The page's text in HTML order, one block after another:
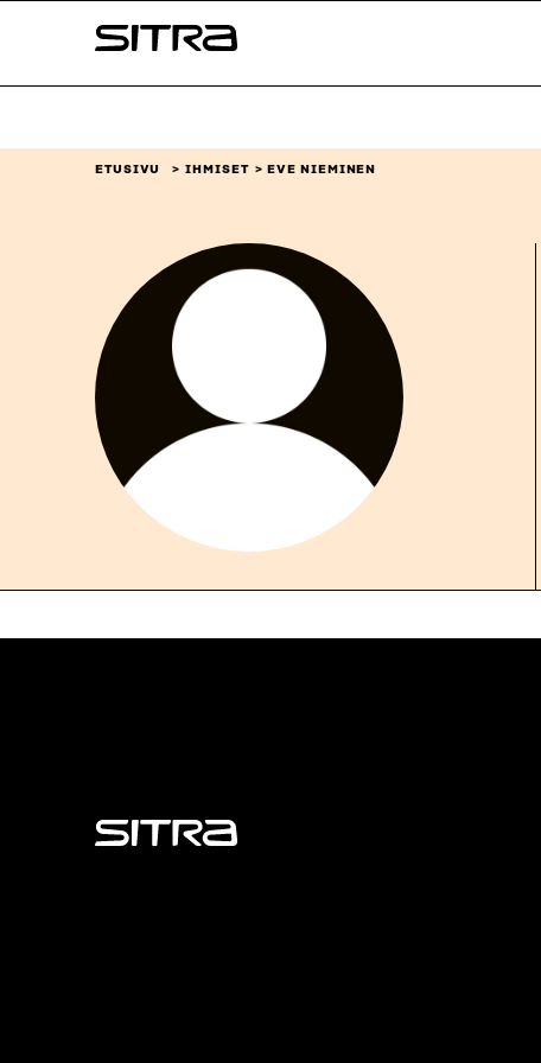
sisältöön
Sitra
ETUSIVU IHMISET EVE NIEMINEN
Sitra